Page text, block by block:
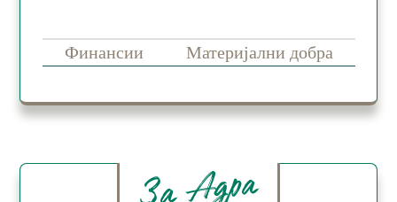
Финансии Материјални добра